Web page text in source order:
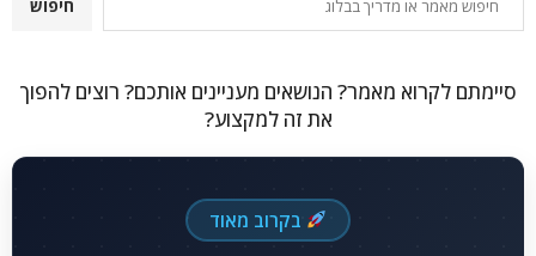
חיפוש
סיימתם לקרוא מאמר? הנושאים מעניינים אותכם? רוצים להפוך
את זה למקצוע?
בקרוב מאוד